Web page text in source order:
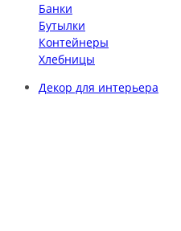
Банки
Бутылки
Контейнеры
Хлебницы
Декор для интерьера